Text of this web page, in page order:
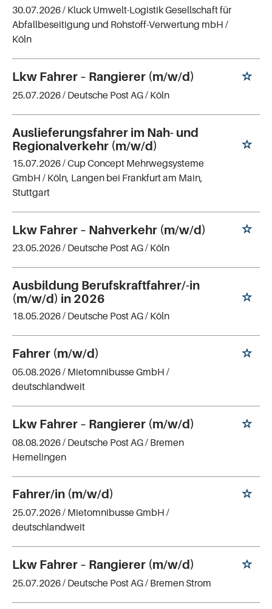
30.07.2026 / Kluck Umwelt-Logistik Gesellschaft für
Abfallbeseitigung und Rohstoff-Verwertung mbH /
Köln
Lkw Fahrer – Rangierer (m/w/d)
25.07.2026 / Deutsche Post AG/ Köln
Auslieferungsfahrer im Nah- und
Regionalverkehr (m/w/d)
15.07.2026 /Cup Concept Mehrwegsysteme
GmbH / Köln, Langen bei Frankfurt am Main,
Stuttgart
Lkw Fahrer – Nahverkehr (m/w/d)
23.05.2026 / Deutsche Post AG/ Köln
Ausbildung Berufskraftfahrer/-in
(m/w/d) in 2026
18.05.2026 / Deutsche Post AG/ Köln
Fahrer (m/w/d)
05.08.2026 / Mietomnibusse GmbH /
deutschlandweit
Lkw Fahrer – Rangierer (m/w/d)
08.08.2026 / Deutsche Post AG/ Bremen
Hemelingen
Fahrer/in (m/w/d)
25.07.2026 / Mietomnibusse GmbH /
deutschlandweit
Lkw Fahrer – Rangierer (m/w/d)
25.07.2026 / Deutsche Post AG/ Bremen Strom